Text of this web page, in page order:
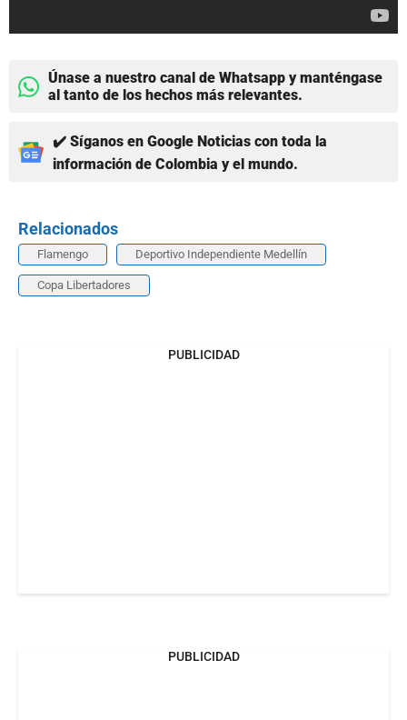
Únase a nuestro canal de Whatsapp y manténgase
al tanto de los hechos más relevantes.
✔️ Síganos en Google Noticias con toda la
información de Colombia y el mundo.
Relacionados
Flamengo Deportivo Independiente Medellín
Copa Libertadores
PUBLICIDAD
PUBLICIDAD